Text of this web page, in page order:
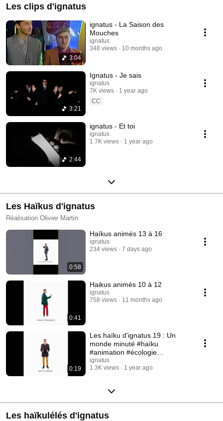
Les clips d'ignatus
3:04
ignatus - La Saison des
Mouches
ignatus
348 views
10 months ago
3:21
Ignatus - Je sais
ignatus
7K views
1 year ago
CC
2:44
ignatus - Et toi
ignatus
1.7K views
1 year ago
Les Haïkus d'ignatus
Réalisation Olivier Martin
0:58
Haïkus animés 13 à 16
ignatus
234 views
7 days ago
0:41
Haikus animés 10 à 12
ignatus
758 views
11 months ago
0:19
Les haïku d'ignatus 19 : Un
monde minuté #haïku
#animation #écologie
#capitalisme
ignatus
1.3K views
1 year ago
Les haïkulélés d'ignatus